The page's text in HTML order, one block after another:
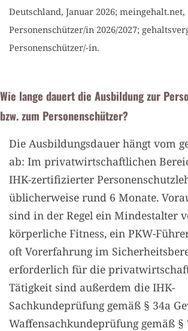
Deutschland, Januar 2026; meingehalt.net,
Personenschützer/in 2026/2027;
Personenschützer/-in.
Wie lange dauert die Ausbildung zur
bzw. zum Personenschützer?
Die Ausbildungsdauer hängt vom
ab: Im privatwirtschaftlichen
IHK-zertifizierter
üblicherweise rund 6 Monate.
sind in der Regel ein Mindestalter
körperliche Fitness, ein PKW-
oft Vorerfahrung im
erforderlich für die
Tätigkeit sind außerdem die IHK-
Sachkundeprüfung gemäß § 34a
Waffensachkundeprüfung gemäß §